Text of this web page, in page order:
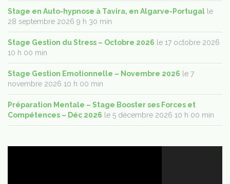
Stage en Auto-hypnose à Tavira, en Algarve-Portugal le
28 septembre 2026 9 h 30 min
Stage Gestion du Stress – Octobre 2026 le 17 octobre 2026
10 h 00 min
Stage Gestion Emotionnelle – Novembre 2026 le 7
novembre 2026 10 h 00 min
Préparation Mentale – Stage Booster ses Forces et
Compétences – Déc 2026 le 5 décembre 2026 10 h 00 min